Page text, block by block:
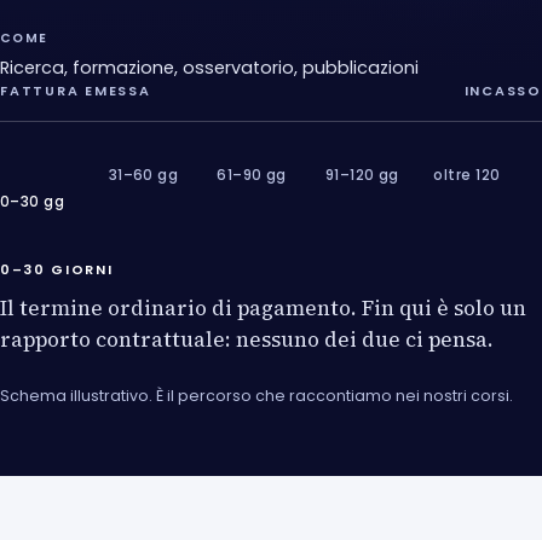
COME
Ricerca, formazione, osservatorio, pubblicazioni
FATTURA EMESSA INCASSO
0–30 gg
31–60 gg 61–90 gg 91–120 gg oltre 120
0–30 GIORNI
Il termine ordinario di pagamento. Fin qui è solo un
rapporto contrattuale: nessuno dei due ci pensa.
Schema illustrativo. È il percorso che raccontiamo nei nostri corsi.